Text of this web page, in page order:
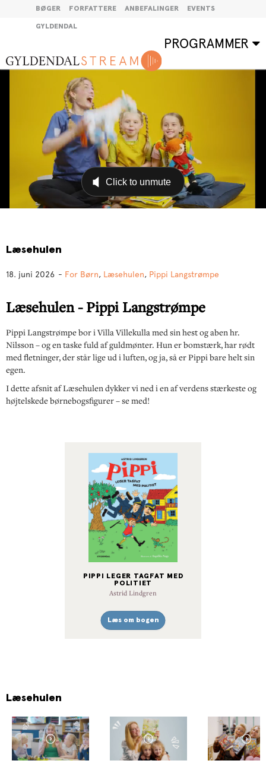
BØGER FORFATTERE ANBEFALINGER EVENTS
GYLDENDAL
PROGRAMMER
Læsehulen
18. juni 2026 - For Børn, Læsehulen, Pippi Langstrømpe
Læsehulen - Pippi Langstrømpe
Pippi Langstrømpe bor i Villa Villekulla med sin hest og aben hr.
Nilsson – og en taske fuld af guldmønter. Hun er bomstærk, har rødt
med fletninger, der står lige ud i luften, og ja, så er Pippi bare helt sin
egen.
I dette afsnit af Læsehulen dykker vi ned i en af verdens stærkeste og
højtelskede børnebogsfigurer – se med!
PIPPI LEGER TAGFAT MED
POLITIET
Astrid Lindgren
Læs om bogen
Læsehulen